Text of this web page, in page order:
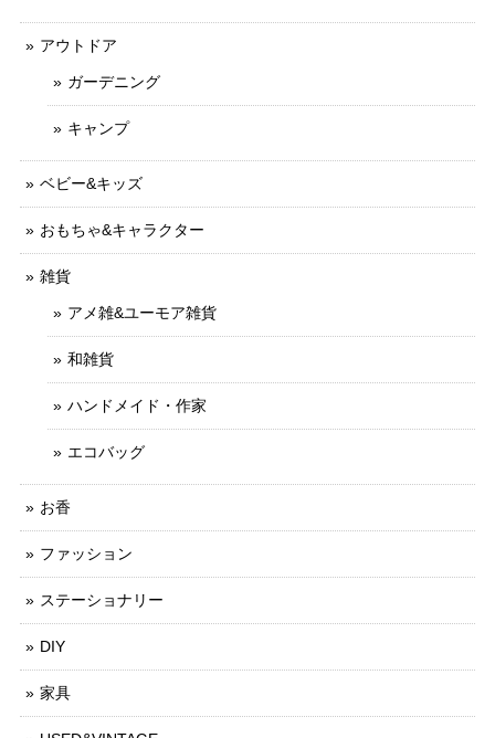
アウトドア
ガーデニング
キャンプ
ベビー&キッズ
おもちゃ&キャラクター
雑貨
アメ雑&ユーモア雑貨
和雑貨
ハンドメイド・作家
エコバッグ
お香
ファッション
ステーショナリー
DIY
家具